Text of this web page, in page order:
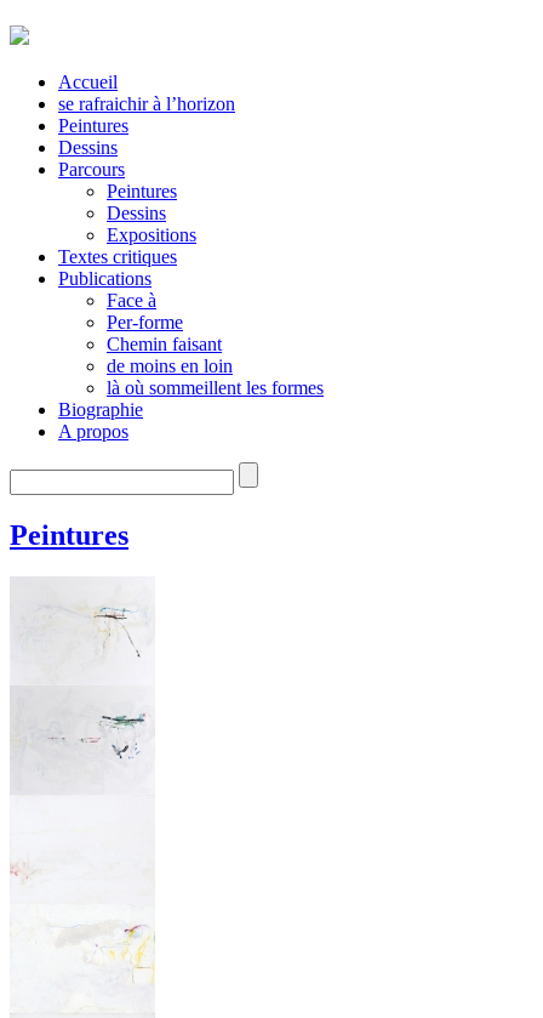
Accueil
se rafraichir à l’horizon
Peintures
Dessins
Parcours
Peintures
Dessins
Expositions
Textes critiques
Publications
Face à
Per-forme
Chemin faisant
de moins en loin
là où sommeillent les formes
Biographie
A propos
Peintures